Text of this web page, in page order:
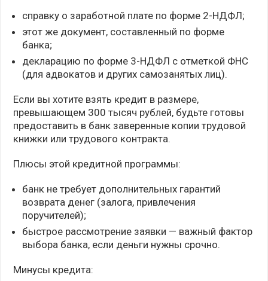
справку о заработной плате по форме 2-НДФЛ;
этот же документ, составленный по форме
банка;
декларацию по форме 3-НДФЛ с отметкой ФНС
(для адвокатов и других самозанятых лиц).
Если вы хотите взять кредит в размере,
превышающем 300 тысяч рублей, будьте готовы
предоставить в банк заверенные копии трудовой
книжки или трудового контракта.
Плюсы этой кредитной программы:
банк не требует дополнительных гарантий
возврата денег (залога, привлечения
поручителей);
быстрое рассмотрение заявки — важный фактор
выбора банка, если деньги нужны срочно.
Минусы кредита: